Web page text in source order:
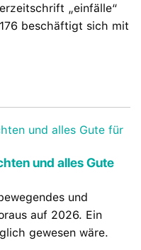
„einfälle“
beschäftigt sich mit
und alles Gute
und
auf 2026. Ein
gewesen wäre.